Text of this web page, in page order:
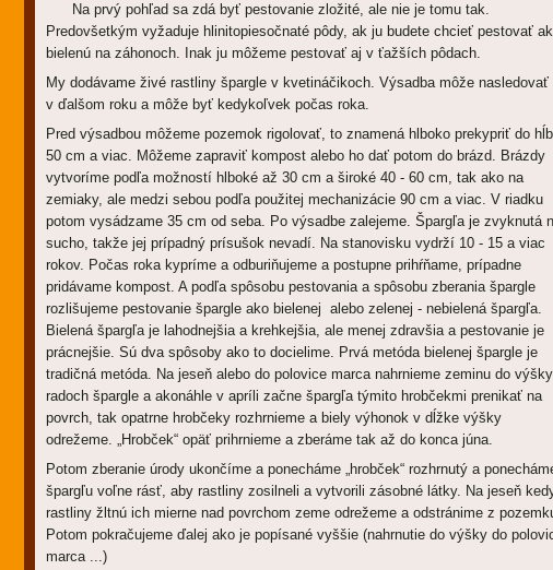
Na prvý pohľad sa zdá byť pestovanie zložité, ale nie je tomu tak.
Predovšetkým vyžaduje hlinitopiesočnaté pôdy, ak ju budete chcieť pestovať
bielenú na záhonoch. Inak ju môžeme pestovať aj v ťažších pôdach.
My dodávame živé rastliny špargle v kvetináčikoch. Výsadba môže nasledovať
v ďalšom roku a môže byť kedykoľvek počas roka.
Pred výsadbou môžeme pozemok rigolovať, to znamená hlboko prekypriť do
50 cm a viac. Môžeme zapraviť kompost alebo ho dať potom do brázd. Brázdy
vytvoríme podľa možností hlboké až 30 cm a široké 40 - 60 cm, tak ako na
zemiaky, ale medzi sebou podľa použitej mechanizácie 90 cm a viac. V riadku
potom vysádzame 35 cm od seba. Po výsadbe zalejeme. Špargľa je zvyknutá
sucho, takže jej prípadný prísušok nevadí. Na stanovisku vydrží 10 - 15 a viac
rokov. Počas roka kypríme a odburiňujeme a postupne prihŕňame, prípadne
pridávame kompost. A podľa spôsobu pestovania a spôsobu zberania špargle
rozlišujeme pestovanie špargle ako bielenej alebo zelenej - nebielená špargľa.
Bielená špargľa je lahodnejšia a krehkejšia, ale menej zdravšia a pestovanie je
prácnejšie. Sú dva spôsoby ako to docielime. Prvá metóda bielenej špargle je
tradičná metóda. Na jeseň alebo do polovice marca nahrnieme zeminu do
radoch špargle a akonáhle v apríli začne špargľa týmito hrobčekmi prenikať na
povrch, tak opatrne hrobčeky rozhrnieme a biely výhonok v dĺžke výšky
odrežeme. „Hrobček“ opäť prihrnieme a zberáme tak až do konca júna.
Potom zberanie úrody ukončíme a ponecháme „hrobček“ rozhrnutý a
špargľu voľne rásť, aby rastliny zosilneli a vytvorili zásobné látky. Na jeseň
rastliny žltnú ich mierne nad povrchom zeme odrežeme a odstránime z
Potom pokračujeme ďalej ako je popísané vyššie (nahrnutie do výšky do
marca ...)